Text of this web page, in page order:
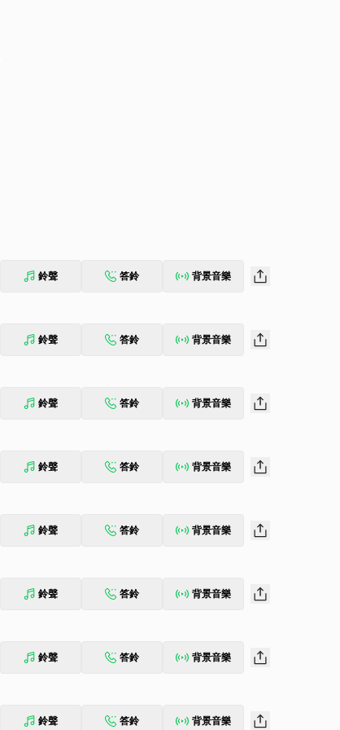
鈴聲 答鈴 背景音樂
鈴聲 答鈴 背景音樂
鈴聲 答鈴 背景音樂
鈴聲 答鈴 背景音樂
鈴聲 答鈴 背景音樂
鈴聲 答鈴 背景音樂
鈴聲 答鈴 背景音樂
鈴聲 答鈴 背景音樂